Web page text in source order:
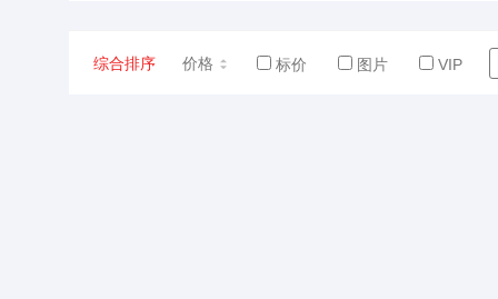
综合排序 价格 标价 图片 VIP